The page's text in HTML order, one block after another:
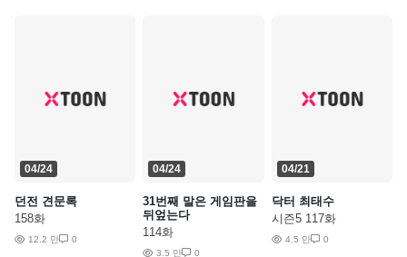
04/24
던전 견문록
158화
12.2 만 0
04/24
31번째 말은 게임판을
뒤엎는다
114화
3.5 만 0
04/21
닥터 최태수
시즌5 117화
4.5 만 0